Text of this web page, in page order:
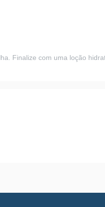
Finalize com uma loção